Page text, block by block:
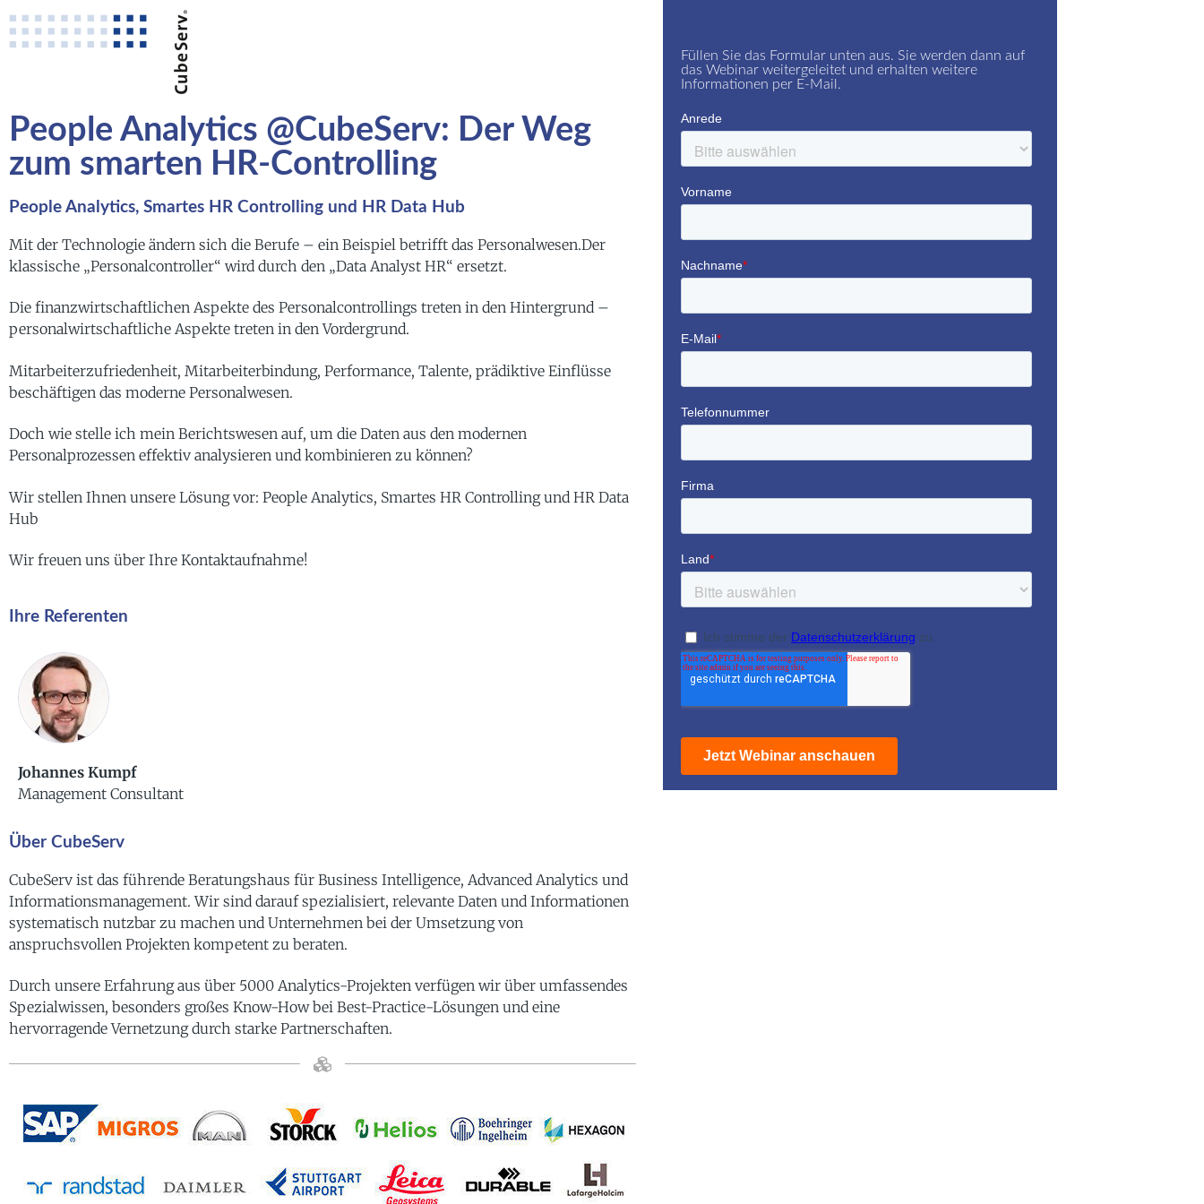
People Analytics @CubeServ: Der Weg
zum smarten HR-Controlling
People Analytics, Smartes HR Controlling und HR Data Hub
Mit der Technologie ändern sich die Berufe – ein Beispiel betrifft das Personalwesen.Der
klassische „Personalcontroller“ wird durch den „Data Analyst HR“ ersetzt.
Die finanzwirtschaftlichen Aspekte des Personalcontrollings treten in den Hintergrund –
personalwirtschaftliche Aspekte treten in den Vordergrund.
Mitarbeiterzufriedenheit, Mitarbeiterbindung, Performance, Talente, prädiktive Einflüsse
beschäftigen das moderne Personalwesen.
Doch wie stelle ich mein Berichtswesen auf, um die Daten aus den modernen
Personalprozessen effektiv analysieren und kombinieren zu können?
Wir stellen Ihnen unsere Lösung vor: People Analytics, Smartes HR Controlling und HR Data
Hub
Wir freuen uns über Ihre Kontaktaufnahme!
Ihre Referenten
Johannes Kumpf
Management Consultant
Über CubeServ
CubeServ ist das führende Beratungshaus für Business Intelligence, Advanced Analytics und
Informationsmanagement. Wir sind darauf spezialisiert, relevante Daten und Informationen
systematisch nutzbar zu machen und Unternehmen bei der Umsetzung von
anspruchsvollen Projekten kompetent zu beraten.
Durch unsere Erfahrung aus über 5000 Analytics-Projekten verfügen wir über umfassendes
Spezialwissen, besonders großes Know-How bei Best-Practice-Lösungen und eine
hervorragende Vernetzung durch starke Partnerschaften.
Füllen Sie das Formular unten aus. Sie werden dann auf
das Webinar weitergeleitet und erhalten weitere
Informationen per E-Mail.